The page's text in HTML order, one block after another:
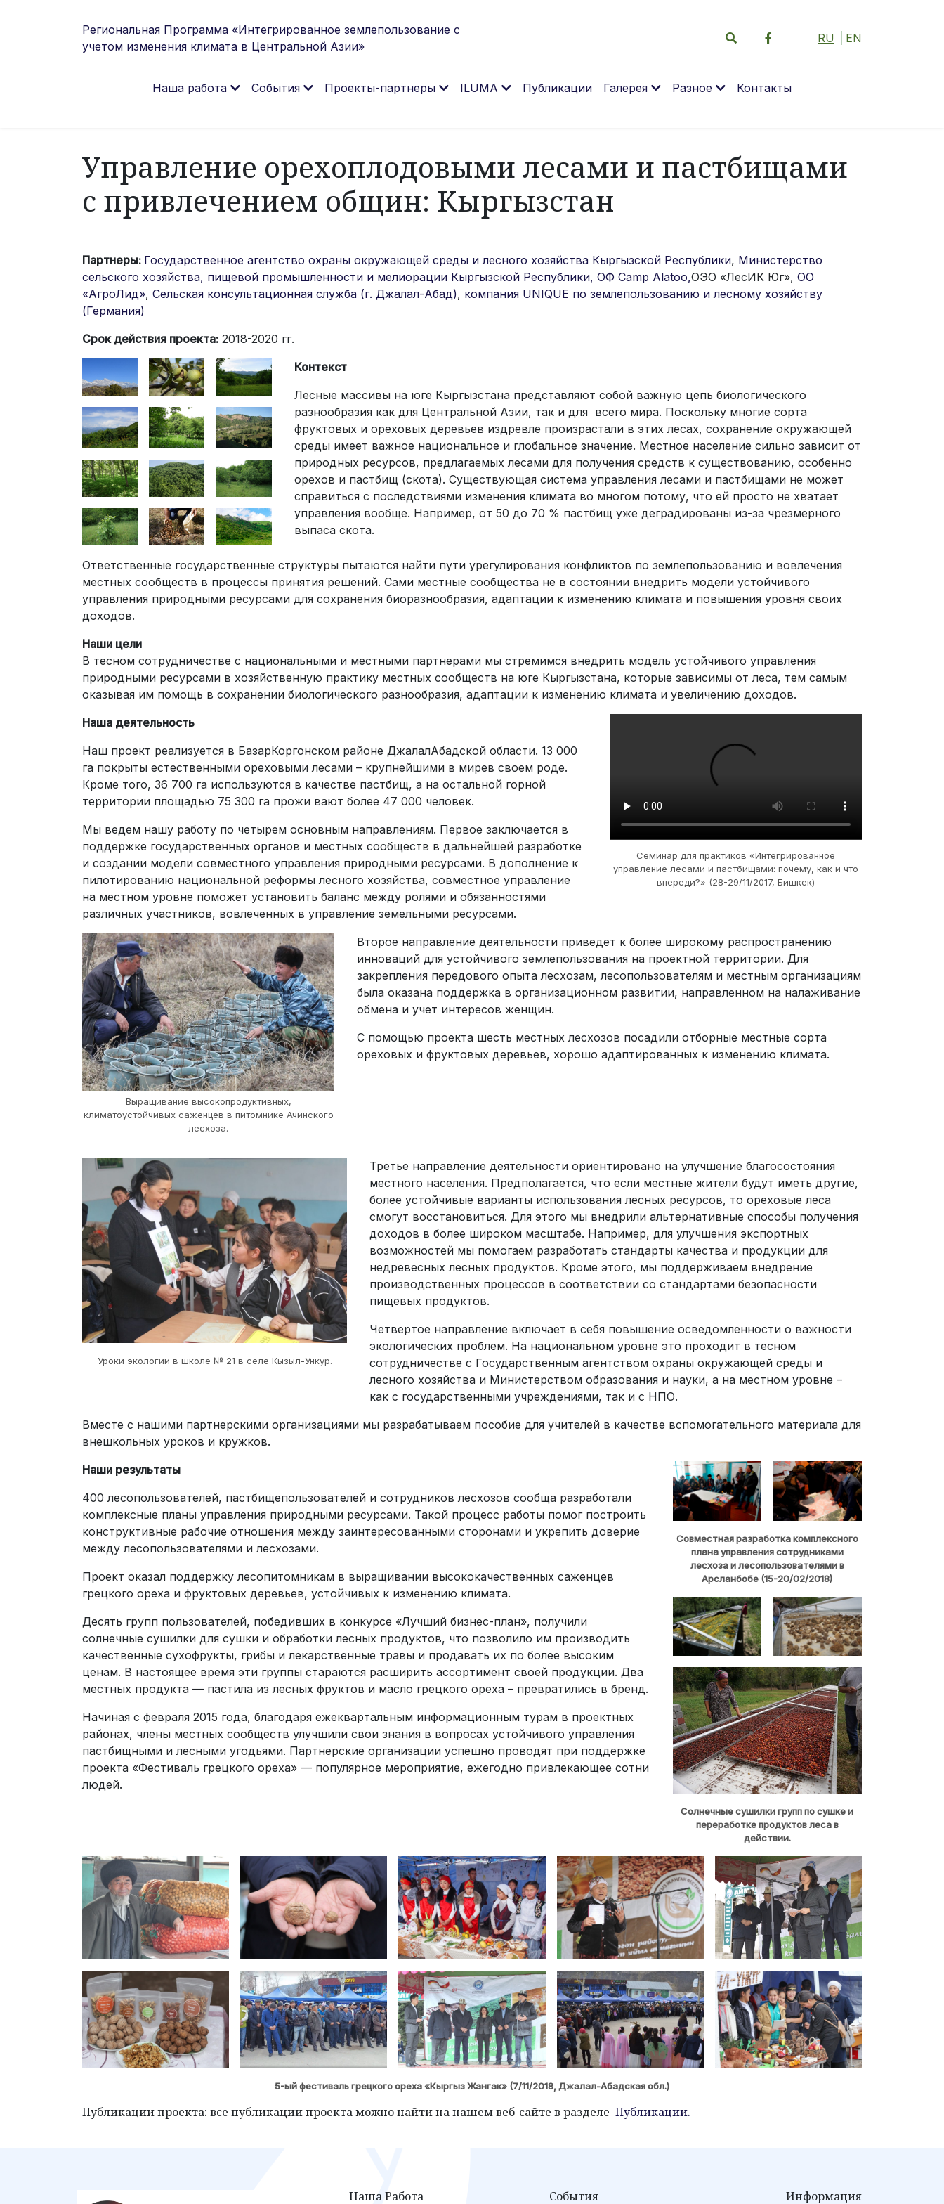
Региональная Программа «Интегрированное землепользование с
учетом изменения климата в Центральной Азии»
RU EN
Наша работа События Проекты-партнеры ILUMA Публикации Галерея Разное Контакты
Управление орехоплодовыми лесами и пастбищами
с привлечением общин: Кыргызстан
Партнеры: Государственное агентство охраны окружающей среды и лесного хозяйства Кыргызской Республики, Министерство
сельского хозяйства, пищевой промышленности и мелиорации Кыргызской Республики, ОФ Camp Alatoo,ОЭО «ЛесИК Юг», ОО
«АгроЛид», Сельская консультационная служба (г. Джалал-Абад), компания UNIQUE по землепользованию и лесному хозяйству
(Германия)
Срок действия проекта: 2018-2020 гг.
Контекст
Лесные массивы на юге Кыргызстана представляют собой важную цепь биологического
разнообразия как для Цент­ральной Азии, так и для всего мира. Поскольку многие сорта
фруктовых и ореховых деревьев издревле произрастали в этих лесах, сохранение окружающей
среды имеет важное национальное и глобальное значение. Местное населе­ние сильно зависит от
природных ресурсов, предлагаемых лесами для получения средств к существованию, особенно
орехов и пастбищ (скота). Существующая система управления лесами и пастбищами не может
справиться с последствиями изменения климата во многом потому, что ей просто не хватает
управления вообще. Например, от 50 до 70 % пастбищ уже деградированы из-­за чрезмерного
выпаса скота.
Ответственные государственные структуры пытаются найти пути урегулирования конфликтов по землепользованию и вовлечения
местных сообществ в процессы принятия реше­ний. Сами местные сообщества не в состоянии внедрить модели устойчивого
управления природными ресурсами для сохранения биоразнообразия, адаптации к изменению климата и повышения уровня своих
доходов.
Наши цели
В тесном сотрудничестве с национальными и местными парт­нерами мы стремимся внедрить модель устойчивого управ­ления
природными ресурсами в хозяйственную практику местных сообществ на юге Кыргызстана, которые зависимы от леса, тем самым
оказывая им помощь в сохранении биоло­гического разнообразия, адаптации к изменению климата и увеличению доходов.
Наша деятельность
Наш проект реализуется в Базар­Коргонском районе Джалал­Абадской области. 13 000
га покрыты естественными ореховыми лесами – крупнейшими в мирев своем роде.
Кроме того, 36 700 га используются в качестве пастбищ, а на остальной горной
территории площадью 75 300 га прожи­ вают более 47 000 человек.
Мы ведем нашу работу по четырем основным направлениям. Первое заключается в
поддержке государственных органов и местных сообществ в дальнейшей разработке
и создании модели совместного управления природными ресурсами. В дополнение к
пилотированию национальной реформы лесного хозяйства, совместное управление
на местном уровне поможет установить баланс между ролями и обязанностями
различных участников, вовлеченных в управление земельными ресурсами.
Семинар для практиков «Интегрированное
управление лесами и пастбищами: почему, как и что
впереди?» (28-29/11/2017, Бишкек)
Выращивание высокопродуктивных,
климатоустойчивых саженцев в питомнике Ачинского
лесхоза.
Второе направление деятельности приведет к более широкому распространению
инноваций для устойчивого землепользования на проектной территории. Для
закрепления передового опыта лесхозам, лесопользователям и местным организациям
была оказана поддержка в организационном развитии, направленном на налаживание
обмена и учет интересов женщин.
С помощью проекта шесть местных лесхозов посадили отборные местные сорта
ореховых и фруктовых деревьев, хорошо адаптированных к изменению климата.
Уроки экологии в школе № 21 в селе Кызыл-Ункур.
Третье направление деятельности ориентировано на улучшение благосостояния
местного населения. Предполагается, что если местные жители будут иметь другие,
более устойчивые варианты использования лесных ресурсов, то ореховые леса
смогут восстановиться. Для этого мы внедрили альтернативные способы получения
доходов в более широком масштабе. Например, для улучшения экспортных
возможностей мы помогаем разработать стандарты качества и продукции для
недревесных лесных продуктов. Кроме этого, мы поддерживаем внедрение
производственных процессов в соответствии со стандартами безопасности
пищевых продуктов.
Четвертое направление включает в себя повышение осведомленности о важности
экологических проблем. На национальном уровне это проходит в тесном
сотрудничестве с Государственным агентством охраны окружающей среды и
лесного хозяйства и Министерством образования и науки, а на местном уровне –
как с государственными учреждениями, так и с НПО.
Вместе с нашими партнерскими организациями мы разрабатываем пособие для учителей в качестве вспомогательного материала для
внешкольных уроков и кружков.
Наши результаты
400 лесопользователей, пастбищепользователей и сотрудников лесхозов сообща разработали
комплексные планы управления природными ресурсами. Такой процесс работы помог построить
конструктивные рабочие отношения между заинтересованными сторонами и укрепить доверие
между лесопользователями и лесхозами.
Проект оказал поддержку лесопитомникам в выращивании высококачественных саженцев
грецкого ореха и фруктовых деревьев, устойчивых к изменению климата.
Десять групп пользователей, победивших в конкурсе «Лучший бизнес-план», получили
солнечные сушилки для сушки и обработки лесных продуктов, что позволило им производить
качественные сухофрукты, грибы и лекарственные травы и продавать их по более высоким
ценам. В настоящее время эти группы стараются расширить ассортимент своей продукции. Два
местных продукта — пастила из лесных фруктов и масло грецкого ореха – превратились в бренд.
Начиная с февраля 2015 года, благодаря ежеквартальным информационным турам в проектных
районах, члены местных сообществ улучшили свои знания в вопросах устойчивого управления
пастбищными и лесными угодьями. Партнерские организации успешно проводят при поддержке
проекта «Фестиваль грецкого ореха» — популярное мероприятие, ежегодно привлекающее сотни
людей.
Совместная разработка комплексного
плана управления сотрудниками
лесхоза и лесопользователями в
Арсланбобе (15-20/02/2018)
Солнечные сушилки групп по сушке и
переработке продуктов леса в
действии.
5-ый фестиваль грецкого ореха «Кыргыз Жангак» (7/11/2018, Джалал-Абадская обл.)
Публикации проекта: все публикации проекта можно найти на нашем веб-сайте в разделе Публикации.
Наша Работа События Информация